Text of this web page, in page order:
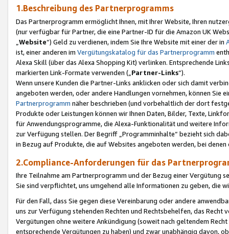
1.Beschreibung des Partnerprogramms
Das Partnerprogramm ermöglicht Ihnen, mit Ihrer Website, Ihren
(nur verfügbar für Partner, die eine Partner-ID für die Amazon UK
Website“) Geld zu verdienen, indem Sie Ihre Website mit einer der in
ist, einer anderen im Vergütungskatalog für das Partnerprogramm
Alexa Skill (über das Alexa Shopping Kit) verlinken. Entsprechende
markierten Link-Formate verwenden („ Partner-Links“).
Wenn unsere Kunden die Partner-Links anklicken oder sich damit
angeboten werden, oder andere Handlungen vornehmen, können Sie
Partnerprogramm näher beschrieben (und vorbehaltlich der dort
Produkte oder Leistungen können wir Ihnen Daten, Bilder, Texte,
für Anwendungsprogramme, die Alexa-Funktionalität und weitere
zur Verfügung stellen. Der Begriff „Programminhalte“ bezieht sich
in Bezug auf Produkte, die auf Websites angeboten werden, bei
2.Compliance-Anforderungen für das
Ihre Teilnahme am Partnerprogramm und der Bezug einer Vergütung
Sie sind verpflichtet, uns umgehend alle Informationen zu geben, die
Für den Fall, dass Sie gegen diese Vereinbarung oder andere
uns zur Verfügung stehenden Rechten und Rechtsbehelfen, das
Vergütungen ohne weitere Ankündigung (soweit nach geltendem
entsprechende Vergütungen zu haben) und zwar unabhängig davon,